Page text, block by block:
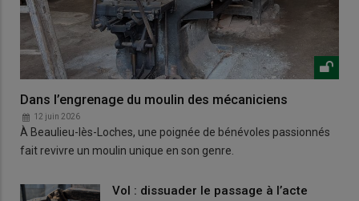
Dans l’engrenage du moulin des mécaniciens
12 juin 2026
À Beaulieu-lès-Loches, une poignée de bénévoles passionnés
fait revivre un moulin unique en son genre.
Vol : dissuader le passage à l’acte